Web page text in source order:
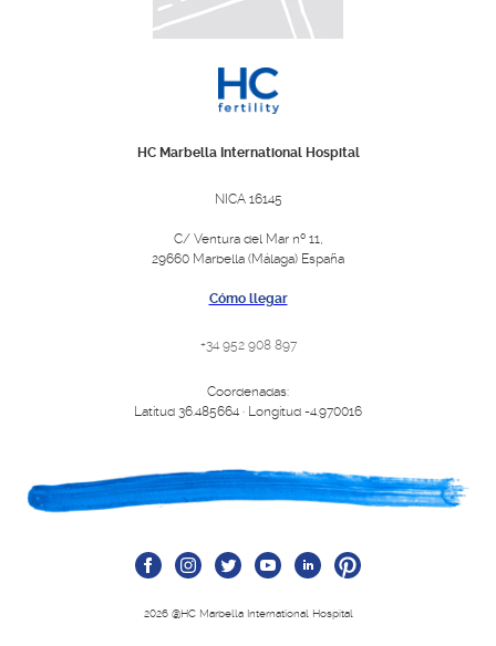
HC Marbella International Hospital
NICA 16145
C/ Ventura del Mar nº 11,
29660 Marbella (Málaga) España
Cómo llegar
+34 952 908 897
Coordenadas:
Latitud 36.485664 · Longitud -4.970016
2026 @HC Marbella International Hospital